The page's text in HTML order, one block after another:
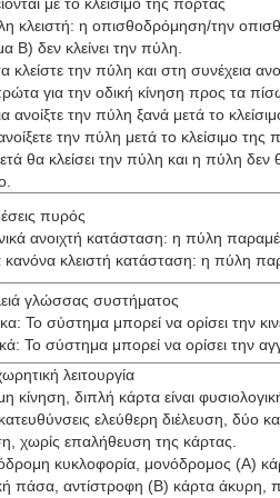
κλειστή: η οπισθοδρόμηση/την
B) δεν κλείνει την πύλη.
την πύλη και στη συνέχεια
για την οδική κίνηση προς τα
ανοίξτε την πύλη ξανά μετά το
την πύλη μετά το κλείσιμο της
θα κλείσει την πύλη και η πύλη δεν
πυρός
ανοιχτή κατάσταση: η πύλη
κλειστή κατάσταση: η πύλη
γλώσσας συστήματος
Το σύστημα μπορεί να ορίσει την
Το σύστημα μπορεί να ορίσει την
λειτουργία
κίνηση, διπλή κάρτα είναι
ελεύθερη διέλευση, δύο
χωρίς επαλήθευση της κάρτας.
κυκλοφορία, μονόδρομος (Α)
πάσα, αντίστροφη (Β) κάρτα άκυρη,